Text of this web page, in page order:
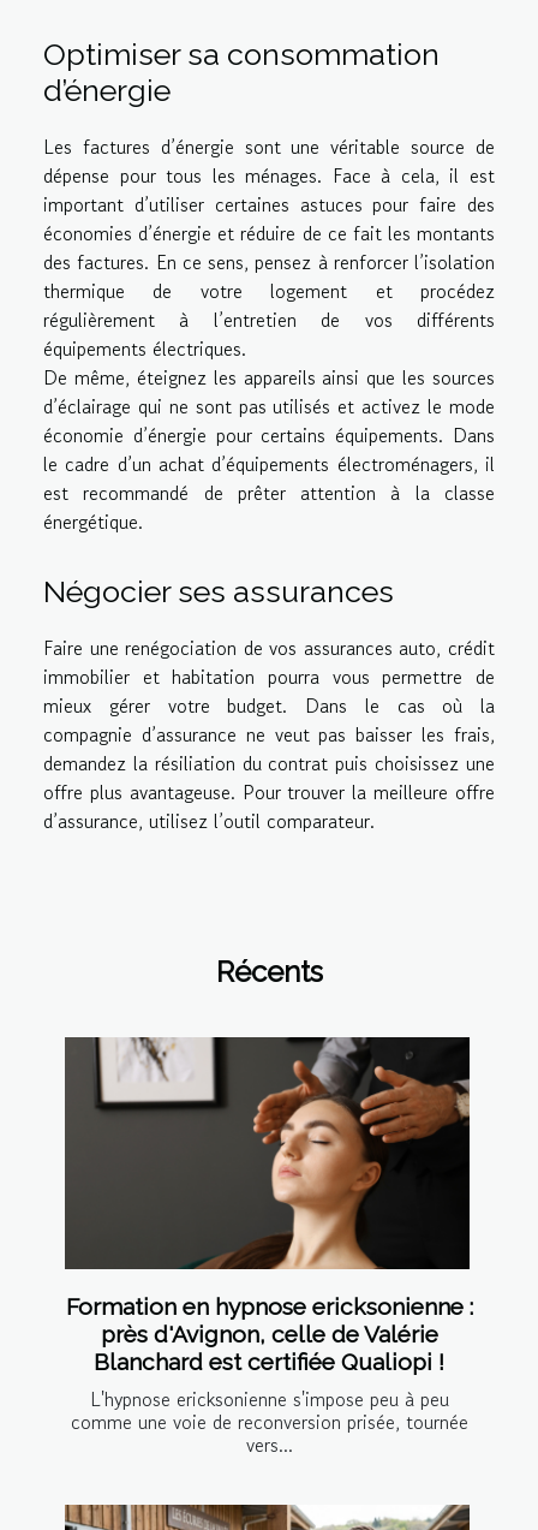
Optimiser sa consommation
d’énergie
Les factures d’énergie sont une véritable source de
dépense pour tous les ménages. Face à cela, il est
important d’utiliser certaines astuces pour faire des
économies d’énergie et réduire de ce fait les montants
des factures. En ce sens, pensez à renforcer l’isolation
thermique de votre logement et procédez
régulièrement à l’entretien de vos différents
équipements électriques.
De même, éteignez les appareils ainsi que les sources
d’éclairage qui ne sont pas utilisés et activez le mode
économie d’énergie pour certains équipements. Dans
le cadre d’un achat d’équipements électroménagers, il
est recommandé de prêter attention à la classe
énergétique.
Négocier ses assurances
Faire une renégociation de vos assurances auto, crédit
immobilier et habitation pourra vous permettre de
mieux gérer votre budget. Dans le cas où la
compagnie d’assurance ne veut pas baisser les frais,
demandez la résiliation du contrat puis choisissez une
offre plus avantageuse. Pour trouver la meilleure offre
d’assurance, utilisez l’outil comparateur.
Récents
Formation en hypnose ericksonienne :
près d'Avignon, celle de Valérie
Blanchard est certifiée Qualiopi !
L'hypnose ericksonienne s'impose peu à peu
comme une voie de reconversion prisée, tournée
vers...